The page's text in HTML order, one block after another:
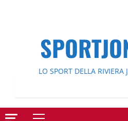
LO SPORT DELLA RIVIERA